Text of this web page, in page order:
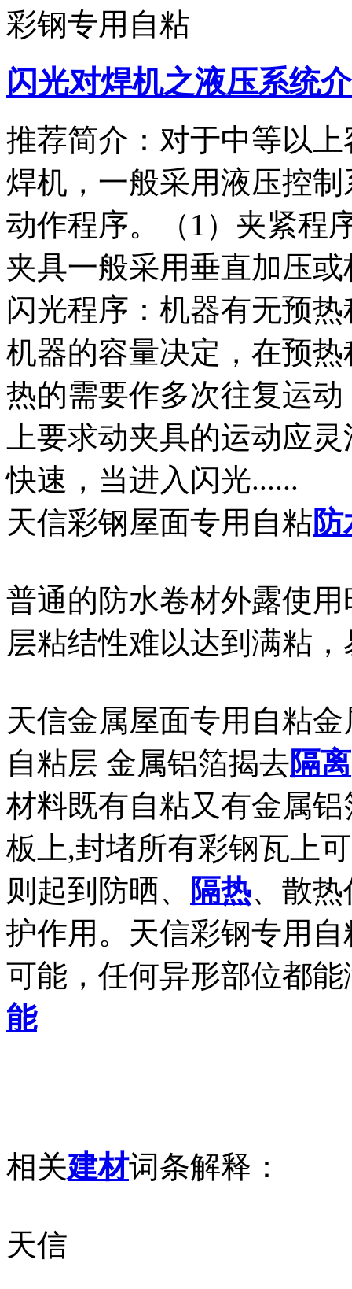
彩钢专用自粘
闪光对焊机之液压系统
推荐简介：对于中等以
焊机，一般采用液压控
动作程序。（1）夹紧程
夹具一般采用垂直加压
闪光程序：机器有无预
机器的容量决定，在预
热的需要作多次往复运
上要求动夹具的运动应
快速，当进入闪光......
天信彩钢屋面专用自粘
普通的防水卷材外露使
层粘结性难以达到满粘
天信金属屋面专用自粘
自粘层 金属铝箔揭去隔离
材料既有自粘又有金属
板上,封堵所有彩钢瓦上
则起到防晒、
隔热、散
护作用。天信彩钢专用
可能，任何异形部位都
能
相关建材词条解释：
天信